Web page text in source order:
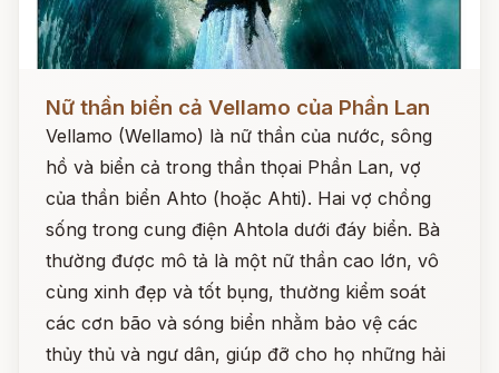
Nữ thần biển cả Vellamo của Phần Lan
Vellamo (Wellamo) là nữ thần của nước, sông
hồ và biển cả trong thần thọai Phần Lan, vợ
của thần biển Ahto (hoặc Ahti). Hai vợ chồng
sống trong cung điện Ahtola dưới đáy biển. Bà
thường được mô tả là một nữ thần cao lớn, vô
cùng xinh đẹp và tốt bụng, thường kiểm soát
các cơn bão và sóng biển nhằm bảo vệ các
thủy thủ và ngư dân, giúp đỡ cho họ những hải